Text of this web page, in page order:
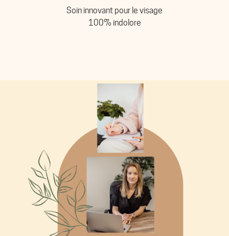
Soin innovant pour le visage
100% indolore